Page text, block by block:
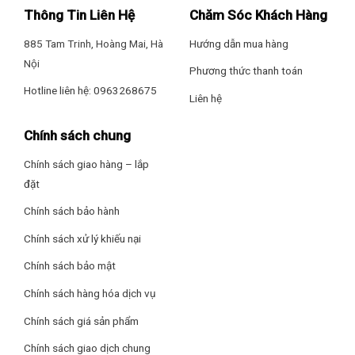
Xuất xứ
Máy hút bụi MC-CL603GN49 thuộc thương hiệu Panasonic –
Nhật Bản uy tín, sản xuất tại Malaysia đảm bảo về chất
hút được gần như tối đa các loại bụi.
Thông Tin Liên Hệ
885 Tam Trinh, Hoàng Mai, Hà
Nội
Hotline liên hệ: 0963268675
Chăm Sóc Khách Hàng
Hướng dẫn mua hàng
Phương thức thanh toán
Liên hệ
Chính sách chung
Chính sách giao hàng – lắp
đặt
Chính sách bảo hành
Chính sách xử lý khiếu nại
Chính sách bảo mật
Chính sách hàng hóa dịch vụ
Chính sách giá sản phẩm
Chính sách giao dịch chung